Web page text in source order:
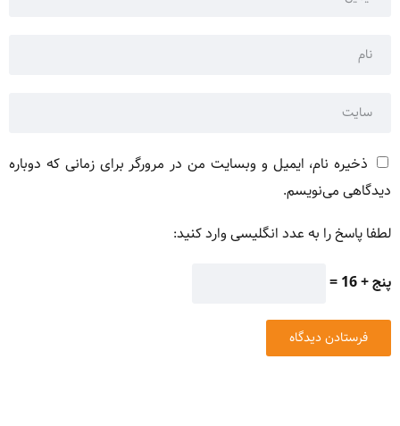
ذخیره نام، ایمیل و وبسایت من در مرورگر برای زمانی که دوباره
دیدگاهی می‌نویسم.
لطفا پاسخ را به عدد انگلیسی وارد کنید:
پنج + 16 =